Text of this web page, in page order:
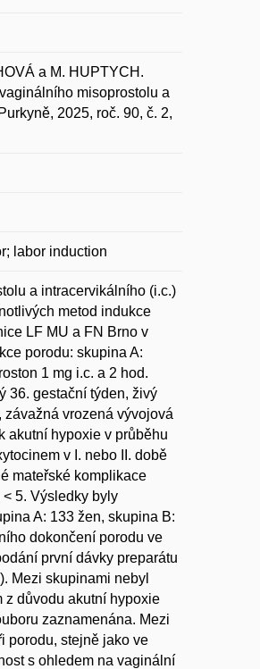
a M. HUPTYCH.
misoprostolu a
2025, roč. 90, č. 2,
labor induction
a intracervikálního (i.c.)
metod indukce
LF MU a FN Brno v
porodu: skupina A:
1 mg i.c. a 2 hod.
36. gestační týden, živý
vrozená vývojová
akutní hypoxie v průběhu
v I. nebo II. době
mateřské komplikace
5. Výsledky byly
A: 133 žen, skupina B:
dokončení porodu ve
první dávky preparátu
Mezi skupinami nebyl
z důvodu akutní hypoxie
zaznamenána. Mezi
porodu, stejně jako ve
s ohledem na vaginální